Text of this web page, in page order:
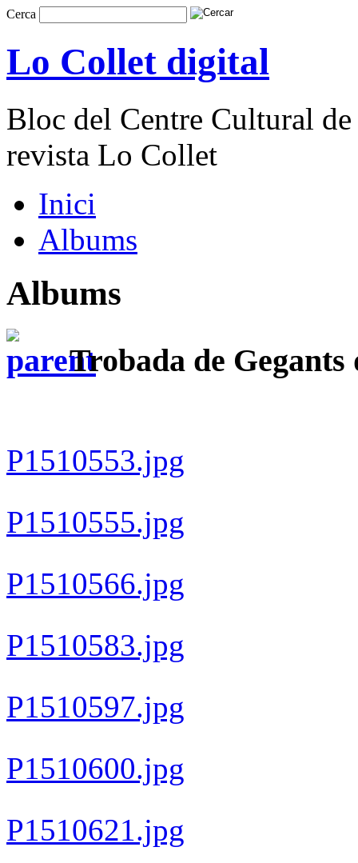
Cerca
Lo Collet digital
Bloc del Centre Cultural
revista Lo Collet
Inici
Albums
Albums
Trobada de Gegants
P1510553.jpg
P1510555.jpg
P1510566.jpg
P1510583.jpg
P1510597.jpg
P1510600.jpg
P1510621.jpg